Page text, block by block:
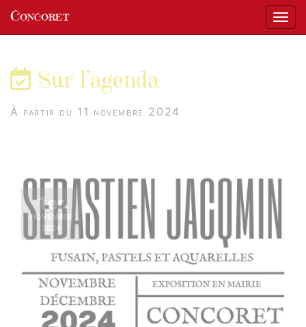
Concoret
Sur l’agenda
À partir du 11 novembre 2024
1er
NOVEMBRE
2024
Panneau de gestion des cookies